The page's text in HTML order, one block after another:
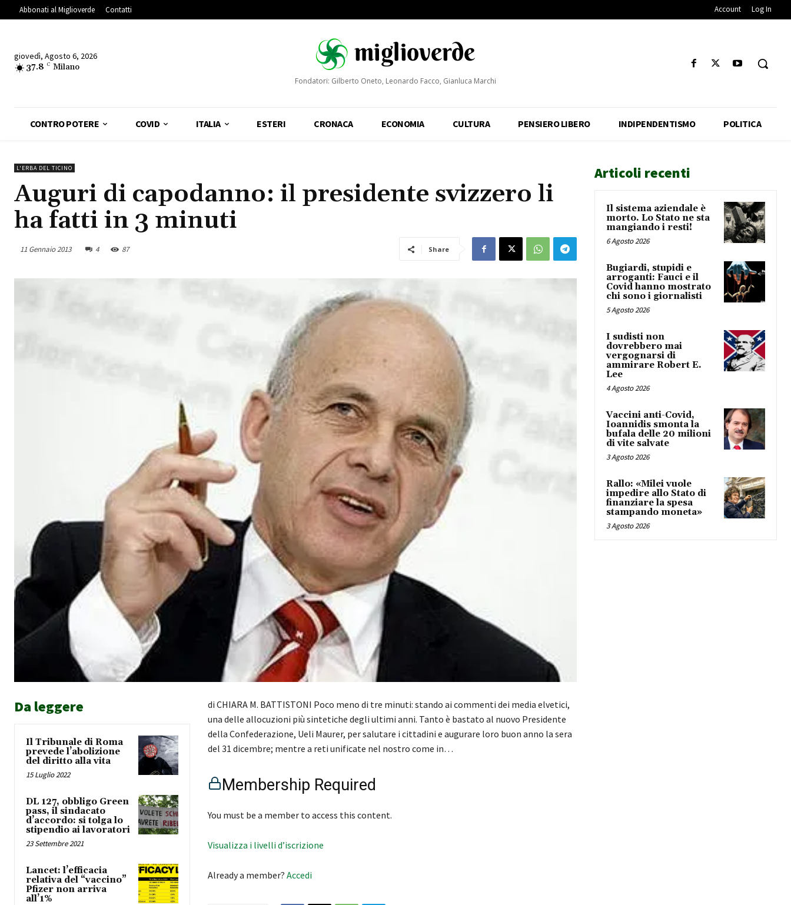
Abbonati al Miglioverde Contatti Account Log In
giovedì, Agosto 6, 2026
37.8 C Milano
Fondatori: Gilberto Oneto, Leonardo Facco, Gianluca Marchi
CONTRO POTERE COVID ITALIA ESTERI CRONACA ECONOMIA CULTURA PENSIERO LIBERO INDIPENDENTISMO POLITICA
L'ERBA DEL TICINO
Auguri di capodanno: il presidente svizzero li
ha fatti in 3 minuti
11 Gennaio 2013 4 87 Share
Da leggere
Il Tribunale di Roma
prevede l’abolizione
del diritto alla vita
15 Luglio 2022
DL 127, obbligo Green
pass, il sindacato
d’accordo: si tolga lo
stipendio ai lavoratori
23 Settembre 2021
Lancet: l’efficacia
relativa del “vaccino”
Pfizer non arriva
all’1%
di CHIARA M. BATTISTONI Poco meno di tre minuti: stando ai commenti dei media elvetici,
una delle allocuzioni più sintetiche degli ultimi anni. Tanto è bastato al nuovo Presidente
della Confederazione, Ueli Maurer, per salutare i cittadini e augurare loro buon anno la sera
del 31 dicembre; mentre a reti unificate nel nostro come in…
Membership Required
You must be a member to access this content.
Visualizza i livelli d’iscrizione
Already a member? Accedi
Articoli recenti
Il sistema aziendale è
morto. Lo Stato ne sta
mangiando i resti!
6 Agosto 2026
Bugiardi, stupidi e
arroganti: Fauci e il
Covid hanno mostrato
chi sono i giornalisti
5 Agosto 2026
I sudisti non
dovrebbero mai
vergognarsi di
ammirare Robert E.
Lee
4 Agosto 2026
Vaccini anti-Covid,
Ioannidis smonta la
bufala delle 20 milioni
di vite salvate
3 Agosto 2026
Rallo: «Milei vuole
impedire allo Stato di
finanziare la spesa
stampando moneta»
3 Agosto 2026